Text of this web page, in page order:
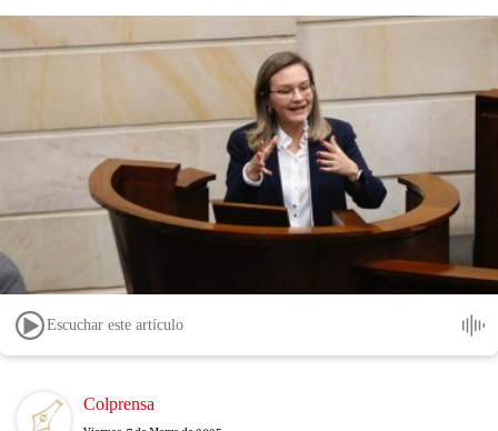
Escuchar este artículo
Image Colprensa